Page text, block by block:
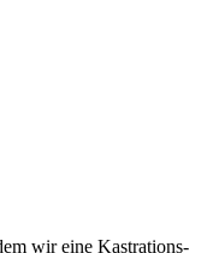
wir eine Kastrations-